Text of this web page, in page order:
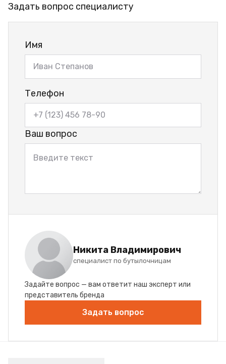
Задать вопрос специалисту
Имя
Телефон
Ваш вопрос
Никита Владимирович
специалист по бутылочницам
Задайте вопрос — вам ответит наш эксперт или
представитель бренда
Задать вопрос